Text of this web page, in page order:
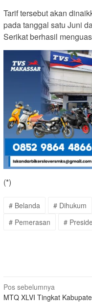
Tarif tersebut akan
pada tanggal satu Juni
Serikat berhasil
(*)
# Belanda # Dihukum
# Pemerasan
#
Navigasi
Pos sebelumnya
MTQ XLVI Tingkat